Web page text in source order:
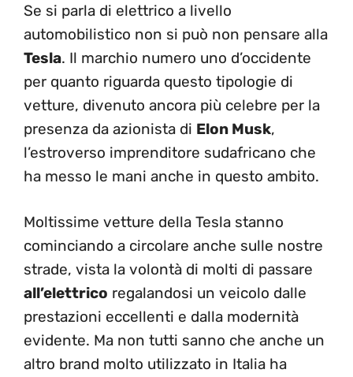
Se si parla di elettrico a livello
automobilistico non si può non pensare alla
Tesla. Il marchio numero uno d’occidente
per quanto riguarda questo tipologie di
vetture, divenuto ancora più celebre per la
presenza da azionista di Elon Musk,
l’estroverso imprenditore sudafricano che
ha messo le mani anche in questo ambito.
Moltissime vetture della Tesla stanno
cominciando a circolare anche sulle nostre
strade, vista la volontà di molti di passare
all’elettrico regalandosi un veicolo dalle
prestazioni eccellenti e dalla modernità
evidente. Ma non tutti sanno che anche un
altro brand molto utilizzato in Italia ha